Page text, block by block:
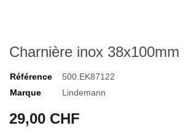
Charnière inox 38x100mm
Référence
500.EK87122
Marque
Lindemann
29,00 CHF